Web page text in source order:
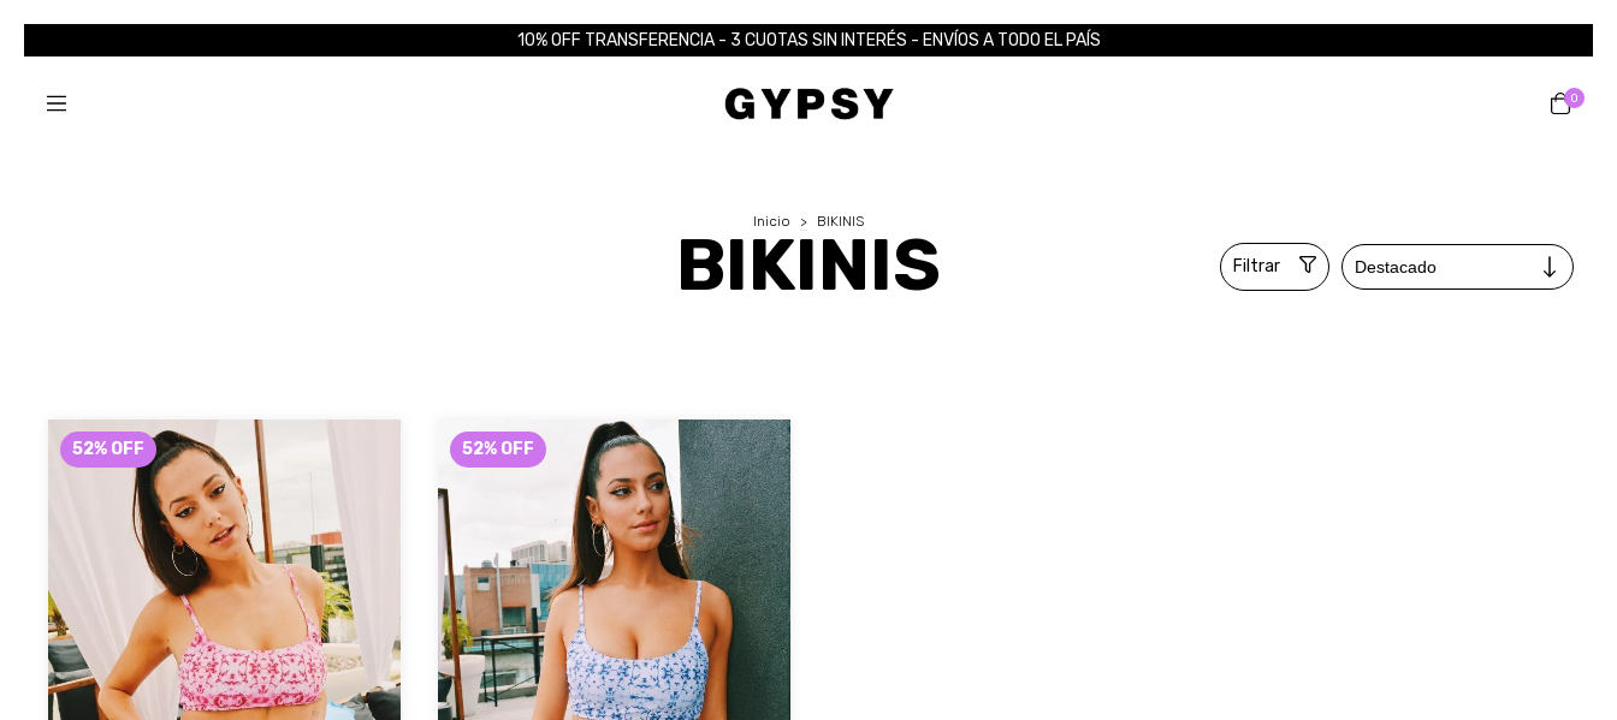
10% OFF TRANSFERENCIA - 3 CUOTAS SIN INTERÉS - ENVÍOS A TODO EL PAÍS
0
Inicio > BIKINIS
BIKINIS Filtrar
52% OFF 52% OFF